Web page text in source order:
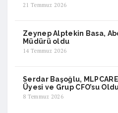
21 Temmuz 2026
Zeynep Alptekin Basa,
Müdürü oldu
14 Temmuz 2026
Serdar Başoğlu,
Üyesi ve Grup CFO’su
8 Temmuz 2026